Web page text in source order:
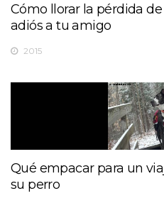
Cómo llorar la pérdida
adiós a tu amigo
2015
Qué empacar para un
su perro